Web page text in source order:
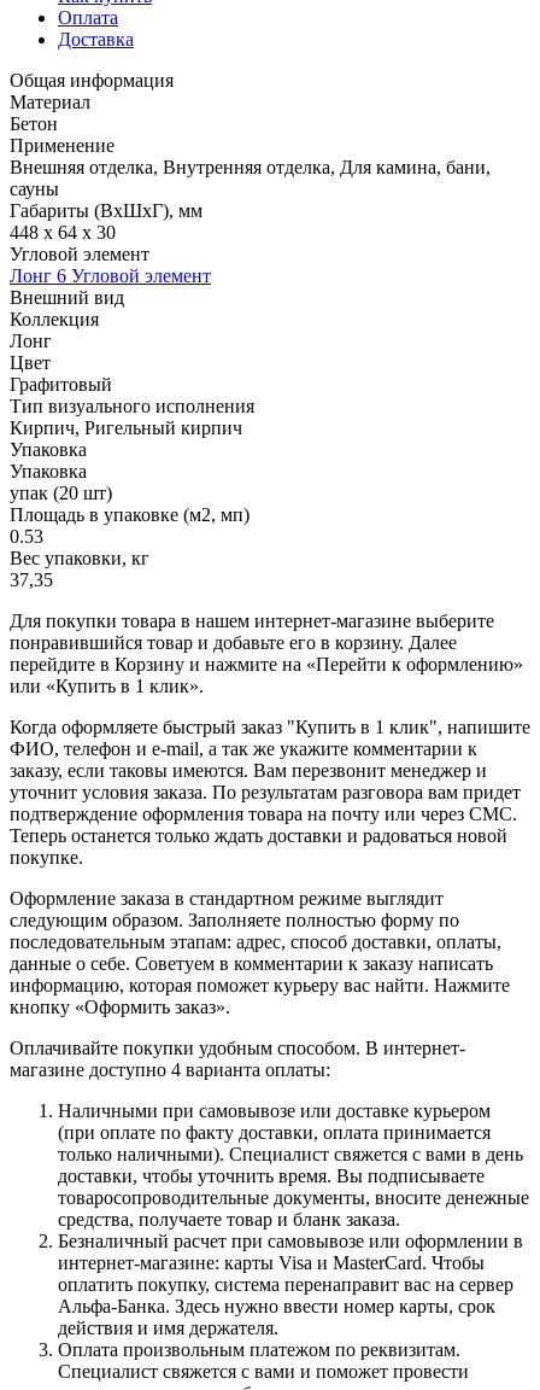
Оплата
Доставка
Общая информация
Материал
Бетон
Применение
Внешняя отделка, Внутренняя отделка, Для камина, бани,
сауны
Габариты (ВхШхГ), мм
448 x 64 x 30
Угловой элемент
Лонг 6 Угловой элемент
Внешний вид
Коллекция
Лонг
Цвет
Графитовый
Тип визуального исполнения
Кирпич, Ригельный кирпич
Упаковка
Упаковка
упак (20 шт)
Площадь в упаковке (м2, мп)
0.53
Вес упаковки, кг
37,35
Для покупки товара в нашем интернет-магазине выберите
понравившийся товар и добавьте его в корзину. Далее
перейдите в Корзину и нажмите на «Перейти к оформлению»
или «Купить в 1 клик».
Когда оформляете быстрый заказ "Купить в 1 клик", напишите
ФИО, телефон и e-mail, а так же укажите комментарии к
заказу, если таковы имеются. Вам перезвонит менеджер и
уточнит условия заказа. По результатам разговора вам придет
подтверждение оформления товара на почту или через СМС.
Теперь останется только ждать доставки и радоваться новой
покупке.
Оформление заказа в стандартном режиме выглядит
следующим образом. Заполняете полностью форму по
последовательным этапам: адрес, способ доставки, оплаты,
данные о себе. Советуем в комментарии к заказу написать
информацию, которая поможет курьеру вас найти. Нажмите
кнопку «Оформить заказ».
Оплачивайте покупки удобным способом. В интернет-
магазине доступно 4 варианта оплаты:
Наличными при самовывозе или доставке курьером
(при оплате по факту доставки, оплата принимается
только наличными). Специалист свяжется с вами в день
доставки, чтобы уточнить время. Вы подписываете
товаросопроводительные документы, вносите денежные
средства, получаете товар и бланк заказа.
Безналичный расчет при самовывозе или оформлении в
интернет-магазине: карты Visa и MasterCard. Чтобы
оплатить покупку, система перенаправит вас на сервер
Альфа-Банка. Здесь нужно ввести номер карты, срок
действия и имя держателя.
Оплата произвольным платежом по реквизитам.
Специалист свяжется с вами и поможет провести